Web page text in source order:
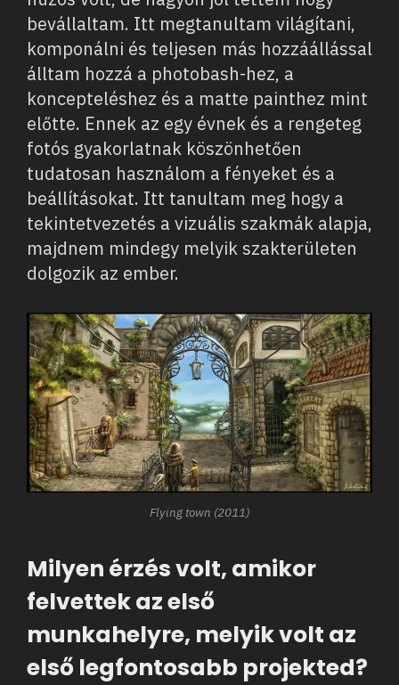
bevállaltam. Itt megtanultam világítani,
komponálni és teljesen más hozzáállással
álltam hozzá a photobash-hez, a
koncepteléshez és a matte painthez mint
előtte. Ennek az egy évnek és a rengeteg
fotós gyakorlatnak köszönhetően
tudatosan használom a fényeket és a
beállításokat. Itt tanultam meg hogy a
tekintetvezetés a vizuális szakmák alapja,
majdnem mindegy melyik szakterületen
dolgozik az ember.
Flying town (2011)
Milyen érzés volt, amikor
felvettek az első
munkahelyre, melyik volt az
első legfontosabb projekted?